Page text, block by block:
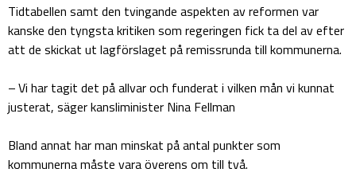
Tidtabellen samt den tvingande aspekten av reformen var
kanske den tyngsta kritiken som regeringen fick ta del av efter
att de skickat ut lagförslaget på remissrunda till kommunerna.
– Vi har tagit det på allvar och funderat i vilken mån vi kunnat
justerat, säger kansliminister Nina Fellman
Bland annat har man minskat på antal punkter som
kommunerna måste vara överens om till två.